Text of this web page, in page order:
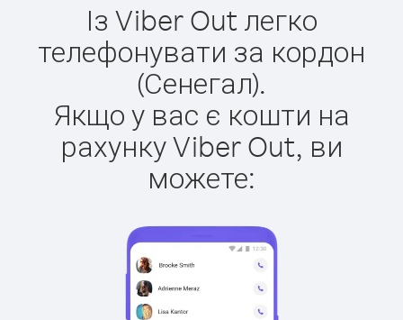
Із Viber Out легко
телефонувати за кордон
(Сенегал).
Якщо у вас є кошти на
рахунку Viber Out, ви
можете: